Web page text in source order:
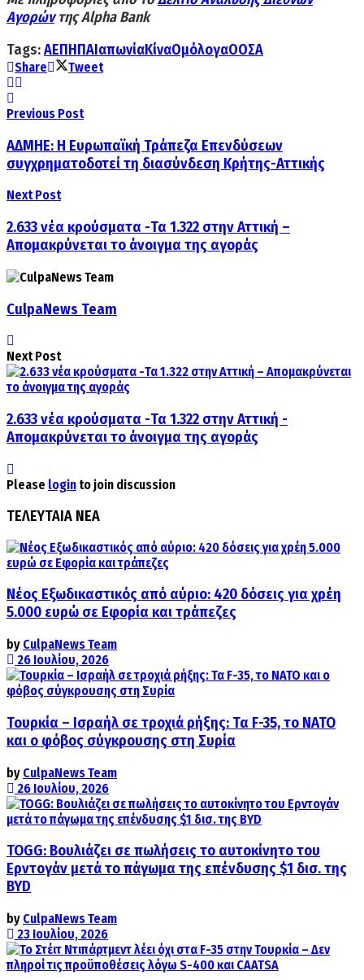
Αγορώντης Alpha Bank
Tags:ΑΕΠΗΠΑΙαπωνίαΚίναΟμόλογαΟΟΣΑ
Share Tweet
Previous Post
ΑΔΜΗΕ: Η Ευρωπαϊκή Τράπεζα Επενδύσεων
συγχρηματοδοτεί τη διασύνδεση Κρήτης-Αττικής
Next Post
2.633 νέα κρούσματα -Τα 1.322 στην Αττική –
Απομακρύνεται το άνοιγμα της αγοράς
CulpaNews Team
Next Post
2.633 νέα κρούσματα -Τα 1.322 στην Αττική -
Απομακρύνεται το άνοιγμα της αγοράς
Please login to join discussion
ΤΕΛΕΥΤΑΙΑ ΝΕΑ
Νέος Εξωδικαστικός από αύριο: 420 δόσεις για χρέη
5.000 ευρώ σε Εφορία και τράπεζες
by CulpaNews Team
26 Ιουλίου, 2026
Τουρκία – Ισραήλ σε τροχιά ρήξης: Τα F-35, το ΝΑΤΟ
και ο φόβος σύγκρουσης στη Συρία
by CulpaNews Team
26 Ιουλίου, 2026
TOGG: Βουλιάζει σε πωλήσεις το αυτοκίνητο του
Ερντογάν μετά το πάγωμα της επένδυσης $1 δισ. της
BYD
by CulpaNews Team
23 Ιουλίου, 2026